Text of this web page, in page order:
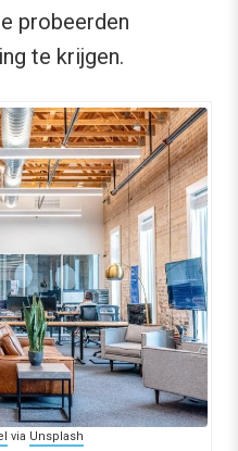
probeerden
te krijgen.
via Unsplash